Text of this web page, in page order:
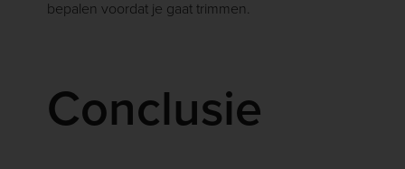
bepalen voordat je gaat trimmen.
Conclusie